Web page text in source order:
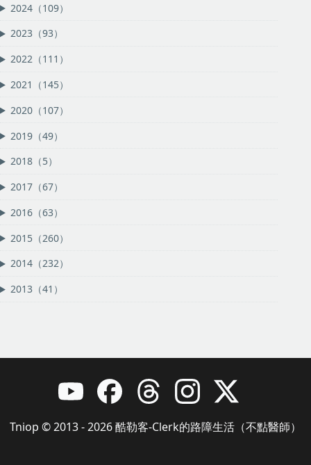
2024（109）
2023（93）
2022（111）
2021（145）
2020（107）
2019（49）
2018（5）
2017（67）
2016（63）
2015（260）
2014（232）
2013（41）
Tniop © 2013 - 2026 酷勒客-Clerk的路障生活（不點醫師）